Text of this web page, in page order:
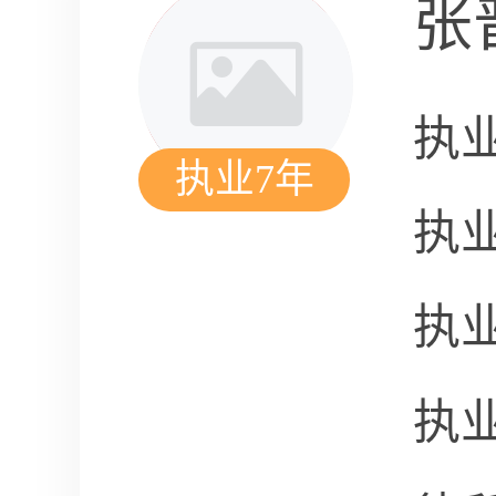
执业7年
张
执
执
执
执